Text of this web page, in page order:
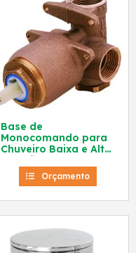
Base de
Monocomando para
Chuveiro Baixa e Alta
Pressão 3/4 e 1/2 Pol
4493.000 Deca
Orçamento